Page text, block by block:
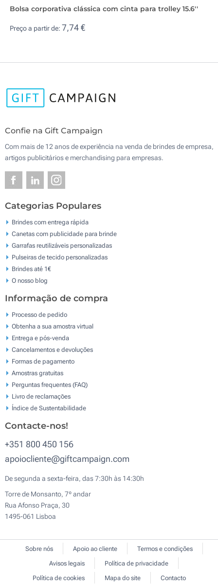
Bolsa corporativa clássica com cinta para trolley 15.6''
Preço a partir de: 7,74 €
Confie na Gift Campaign
Com mais de 12 anos de experiência na venda de brindes de empresa,
artigos publicitários e merchandising para empresas.
Categorias Populares
Brindes com entrega rápida
Canetas com publicidade para brinde
Garrafas reutilizáveis personalizadas
Pulseiras de tecido personalizadas
Brindes até 1€
O nosso blog
Informação de compra
Processo de pedido
Obtenha a sua amostra virtual
Entrega e pós-venda
Cancelamentos e devoluções
Formas de pagamento
Amostras gratuitas
Perguntas frequentes (FAQ)
Livro de reclamaçōes
Índice de Sustentabilidade
Contacte-nos!
+351 800 450 156
apoiocliente@giftcampaign.com
De segunda a sexta-feira, das 7:30h às 14:30h
Torre de Monsanto, 7º andar
Rua Afonso Praça, 30
1495-061 Lisboa
Sobre nós Apoio ao cliente
Termos e condições
Avisos legais
Política de privacidade
Política de cookies
Mapa do site Contacto